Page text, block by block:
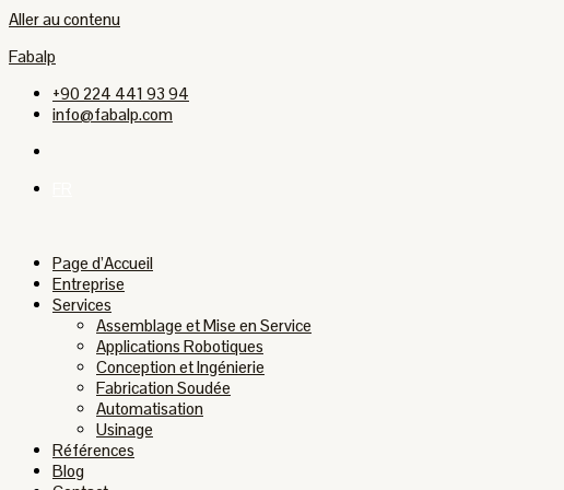
Aller au contenu
Fabalp
+90 224 441 93 94
info@fabalp.com
Page d’Accueil
Entreprise
Services
Assemblage et Mise en Service
Applications Robotiques
Conception et Ingénierie
Fabrication Soudée
Automatisation
Usinage
Références
Blog